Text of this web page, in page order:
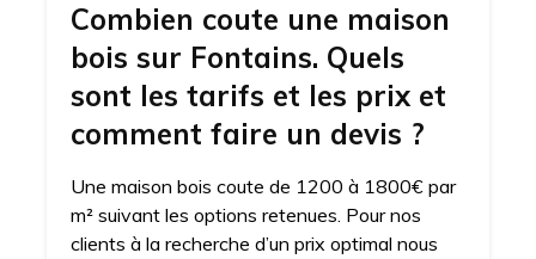
Combien coute une maison
bois sur Fontains. Quels
sont les tarifs et les prix et
comment faire un devis ?
Une maison bois coute de 1200 à 1800€ par
m² suivant les options retenues. Pour nos
clients à la recherche d’un prix optimal nous